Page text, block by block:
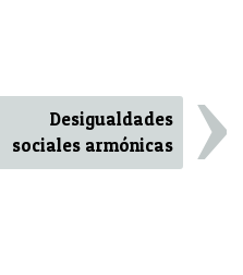
Desigualdades
sociales armónicas
›